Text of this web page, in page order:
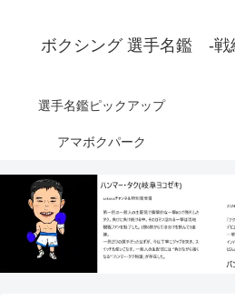
ボクシング 選手名鑑 -戦
選手名鑑ピックアップ
アマボクパーク